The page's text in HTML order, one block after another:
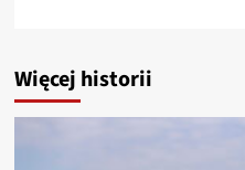
Więcej historii